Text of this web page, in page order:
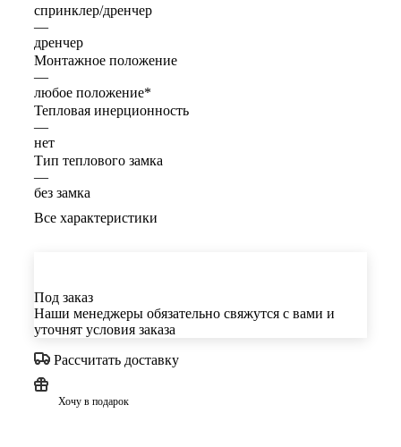
спринклер/дренчер
—
дренчер
Монтажное положение
—
любое положение*
Тепловая инерционность
—
нет
Тип теплового замка
—
без замка
Все характеристики
Под заказ
Наши менеджеры обязательно свяжутся с вами и
уточнят условия заказа
Рассчитать доставку
Хочу в подарок